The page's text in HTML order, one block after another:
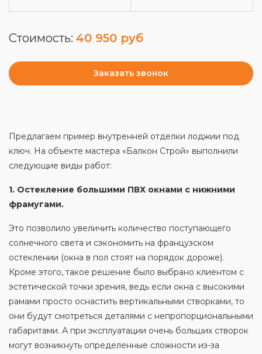
Стоимость: 40 950 руб
Заказать звонок
Предлагаем пример внутренней отделки лоджии под
ключ. На объекте мастера «Балкон Строй» выполнили
следующие виды работ:
1. Остекление большими ПВХ окнами с нижними
фрамугами.
Это позволило увеличить количество поступающего
солнечного света и сэкономить на французском
остеклении (окна в пол стоят на порядок дороже).
Кроме этого, такое решение было выбрано клиентом с
эстетической точки зрения, ведь если окна с высокими
рамами просто оснастить вертикальными створками, то
они будут смотреться деталями с непропорциональными
габаритами. А при эксплуатации очень больших створок
могут возникнуть определенные сложности из-за